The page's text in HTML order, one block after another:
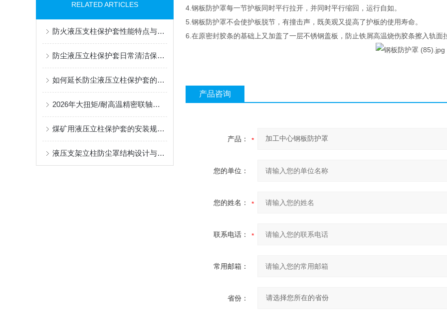
RELATED ARTICLES
防火液压支柱保护套性能特点与阻燃防护应用
防尘液压立柱保护套日常清洁保养与更换规范
如何延长防尘液压立柱保护套的使用寿命？
2026年大扭矩/耐高温精密联轴器定制找哪家？能实现精准定制的优质厂家盘点
煤矿用液压立柱保护套的安装规范与使用寿命提升方案
液压支架立柱防尘罩结构设计与密封防护原理
4.钢板防护罩每一节护板同时平行拉开，并同时平行缩回，运行自如。
5.钢板防护罩不会使护板脱节，有撞击声，既美观又提高了护板的使用寿命。
6.在原密封胶条的基础上又加盖了一层不锈钢盖板，防止铁屑高温烧伤胶条擦入轨
产品咨询
产品：
您的单位：
您的姓名：
联系电话：
常用邮箱：
省份：